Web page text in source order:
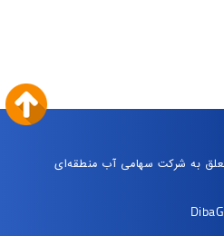
به شرکت سهامی آب منطقه‌ای